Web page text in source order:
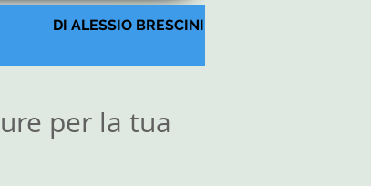
DI ALESSIO BRESCINI
per la tua